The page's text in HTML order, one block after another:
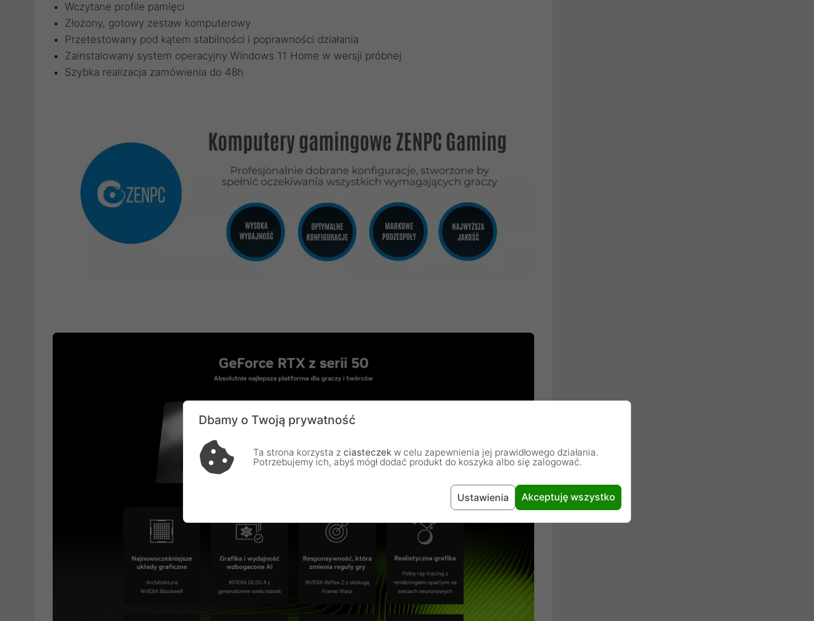
Wczytane profile pamięci
Złożony, gotowy zestaw komputerowy
Przetestowany pod kątem stabilności i poprawności działania
Zainstalowany system operacyjny Windows 11 Home w wersji próbnej
Szybka realizacja zamówienia do 48h
Dbamy o Twoją prywatność
Ta strona korzysta z ciasteczek w celu zapewnienia jej prawidłowego działania.
Potrzebujemy ich, abyś mógł dodać produkt do koszyka albo się zalogować.
Ustawienia Akceptuję wszystko